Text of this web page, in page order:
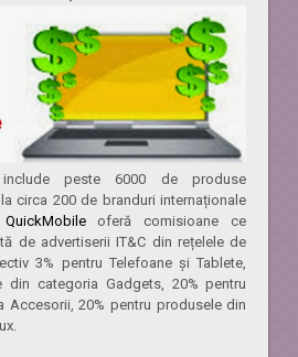
include peste 6000 de produse
circa 200 de branduri internaționale
QuickMobileoferă comisioane ce
de advertiserii IT&C din rețelele de
3% pentru Telefoane și Tablete,
din categoria Gadgets, 20% pentru
Accesorii, 20% pentru produsele din